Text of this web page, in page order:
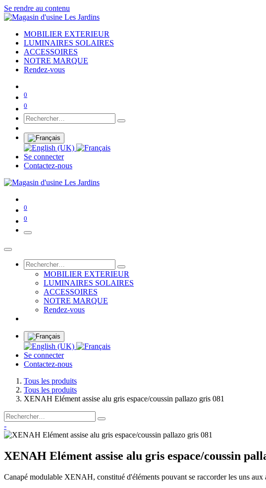
Se rendre au contenu
MOBILIER EXTERIEUR
LUMINAIRES SOLAIRES
ACCESSOIRES
NOTRE MARQUE
Rendez-vous
0
0
Se connecter
Contactez-nous
0
0
MOBILIER EXTERIEUR
LUMINAIRES SOLAIRES
ACCESSOIRES
NOTRE MARQUE
Rendez-vous
Se connecter
Contactez-nous
Tous les produits
Tous les produits
XENAH Elément assise alu gris espace/coussin pallazo gris 081
-
XENAH Elément assise alu gris espace/coussin
Canapé modulable XENAH, constitué d'éléments pouvant se raccorder les uns